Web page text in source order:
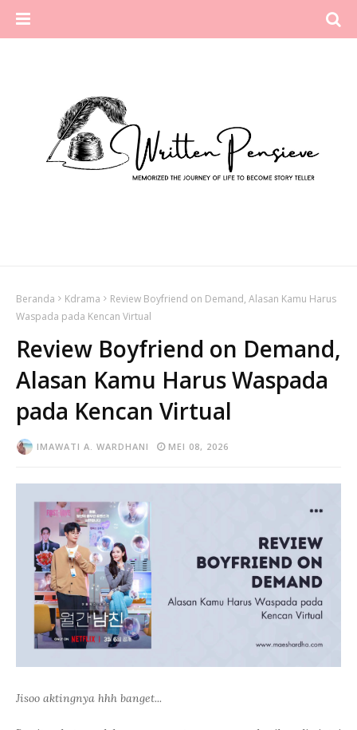
Beranda Kdrama
Review Boyfriend on Demand, Alasan Kamu Harus
Waspada pada Kencan Virtual
Review Boyfriend on Demand,
Alasan Kamu Harus Waspada
pada Kencan Virtual
IMAWATI A. WARDHANI MEI 08, 2026
Jisoo aktingnya hhh banget...